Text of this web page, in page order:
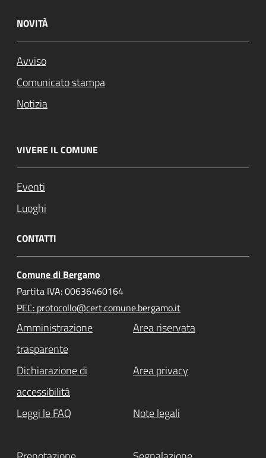
NOVITÀ
Avviso
Comunicato stampa
Notizia
VIVERE IL COMUNE
Eventi
Luoghi
CONTATTI
Comune di Bergamo
Partita IVA: 00636460164
PEC: protocollo@cert.comune.bergamo.it
Amministrazione
trasparente
Area riservata
Dichiarazione di
accessibilità
Area privacy
Leggi le FAQ Note legali